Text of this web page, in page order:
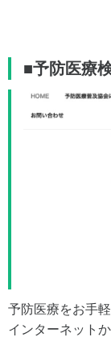
■予防医療
予防医療をお手
インターネット